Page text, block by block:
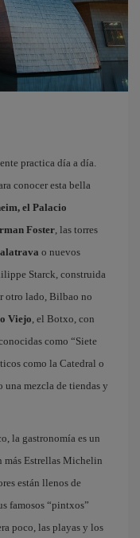
practica día a día.
conocer esta bella
el Palacio
Foster, las torres
o nuevos
Starck, construida
otro lado, Bilbao no
Viejo, el Botxo, con
como “Siete
como la Catedral o
una mezcla de tiendas y
la gastronomía es un
más Estrellas Michelin
están llenos de
famosos “pintxos”
poco, las playas y los